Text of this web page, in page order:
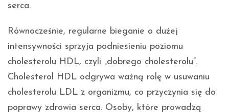
serca.
Równocześnie, regularne bieganie o dużej
intensywności sprzyja podniesieniu poziomu
cholesterolu HDL, czyli „dobrego cholesterolu”.
Cholesterol HDL odgrywa ważną rolę w usuwaniu
cholesterolu LDL z organizmu, co przyczynia się do
poprawy zdrowia serca. Osoby, które prowadzą